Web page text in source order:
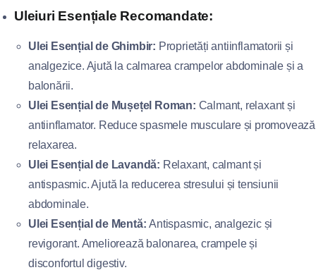
Uleiuri Esențiale Recomandate:
Ulei Esențial de Ghimbir: Proprietăți antiinflamatorii și
analgezice. Ajută la calmarea crampelor abdominale și a
balonării.
Ulei Esențial de Mușețel Roman: Calmant, relaxant și
antiinflamator. Reduce spasmele musculare și promovează
relaxarea.
Ulei Esențial de Lavandă: Relaxant, calmant și
antispasmic. Ajută la reducerea stresului și tensiunii
abdominale.
Ulei Esențial de Mentă: Antispasmic, analgezic și
revigorant. Ameliorează balonarea, crampele și
disconfortul digestiv.